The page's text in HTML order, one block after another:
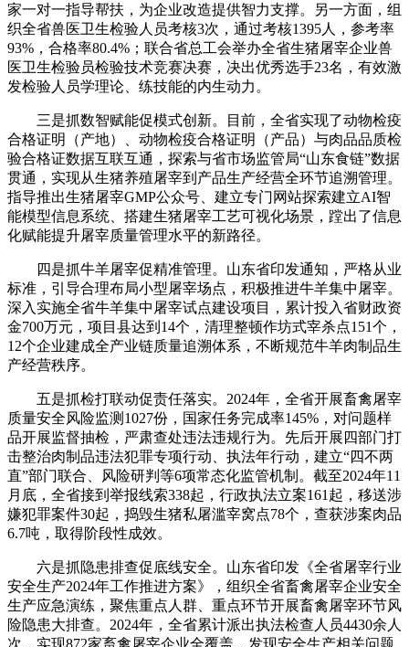
家一对一指导帮扶，为企业改造提供智力支撑。另一方面，组
织全省兽医卫生检验人员考核3次，通过考核1395人，参考率
93%，合格率80.4%；联合省总工会举办全省生猪屠宰企业兽
医卫生检验员检验技术竞赛决赛，决出优秀选手23名，有效激
发检验人员学理论、练技能的内生动力。
三是抓数智赋能促模式创新。目前，全省实现了动物检疫
合格证明（产地）、动物检疫合格证明（产品）与肉品品质检
验合格证数据互联互通，探索与省市场监管局“山东食链”数据
贯通，实现从生猪养殖屠宰到产品生产经营全环节追溯管理。
指导推出生猪屠宰GMP公众号、建立专门网站探索建立AI智
能模型信息系统、搭建生猪屠宰工艺可视化场景，蹚出了信息
化赋能提升屠宰质量管理水平的新路径。
四是抓牛羊屠宰促精准管理。山东省印发通知，严格从业
标准，引导合理布局小型屠宰场点，积极推进牛羊集中屠宰。
深入实施全省牛羊集中屠宰试点建设项目，累计投入省财政资
金700万元，项目县达到14个，清理整顿作坊式宰杀点151个，
12个企业建成全产业链质量追溯体系，不断规范牛羊肉制品生
产经营秩序。
五是抓检打联动促责任落实。2024年，全省开展畜禽屠宰
质量安全风险监测1027份，国家任务完成率145%，对问题样
品开展监督抽检，严肃查处违法违规行为。先后开展四部门打
击整治肉制品违法犯罪专项行动、执法年行动，建立“四不两
直”部门联合、风险研判等6项常态化监管机制。截至2024年11
月底，全省接到举报线索338起，行政执法立案161起，移送涉
嫌犯罪案件30起，捣毁生猪私屠滥宰窝点78个，查获涉案肉品
6.7吨，取得阶段性成效。
六是抓隐患排查促底线安全。山东省印发《全省屠宰行业
安全生产2024年工作推进方案》，组织全省畜禽屠宰企业安全
生产应急演练，聚焦重点人群、重点环节开展畜禽屠宰环节风
险隐患大排查。2024年，全省累计派出执法检查人员4430余人
次，实现872家畜禽屠宰企业全覆盖，发现安全生产相关问题